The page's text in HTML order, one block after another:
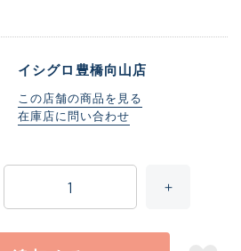
イシグロ豊橋向山店
この店舗の商品を見る
在庫店に問い合わせ